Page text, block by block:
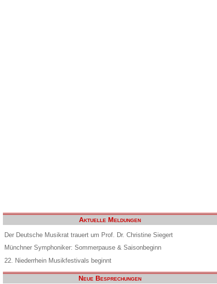
Aktuelle Meldungen
Der Deutsche Musikrat trauert um Prof. Dr. Christine Siegert
Münchner Symphoniker: Sommerpause & Saisonbeginn
22. Niederrhein Musikfestivals beginnt
Neue Besprechungen